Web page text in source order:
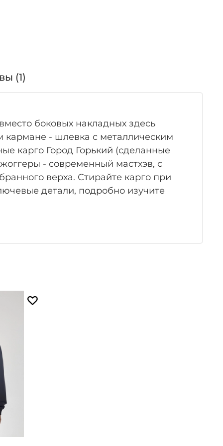
(1)
боковых накладных здесь
кармане - шлевка с металлическим
карго Город Горький (сделанные
- современный мастхэв, с
верха. Стирайте карго при
детали, подробно изучите